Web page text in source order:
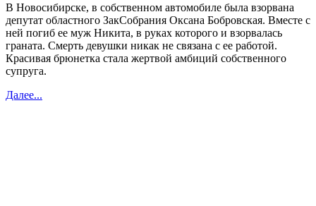
В Новосибирске, в собственном автомобиле была взорвана
депутат областного ЗакСобрания Оксана Бобровская. Вместе с
ней погиб ее муж Никита, в руках которого и взорвалась
граната. Смерть девушки никак не связана с ее работой.
Красивая брюнетка стала жертвой амбиций собственного
супруга.
Далее...